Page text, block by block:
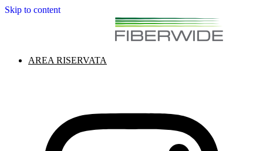
Skip to content
AREA RISERVATA